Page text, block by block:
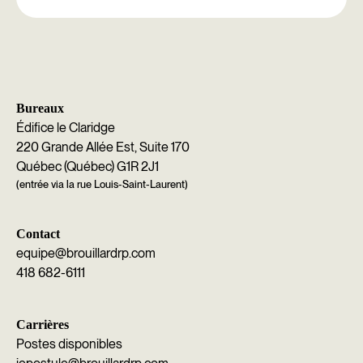
Bureaux
Édifice le Claridge
220 Grande Allée Est, Suite 170
Québec (Québec) G1R 2J1
(entrée via la rue Louis-Saint-Laurent)
Contact
equipe@brouillardrp.com
418 682-6111
Carrières
Postes disponibles